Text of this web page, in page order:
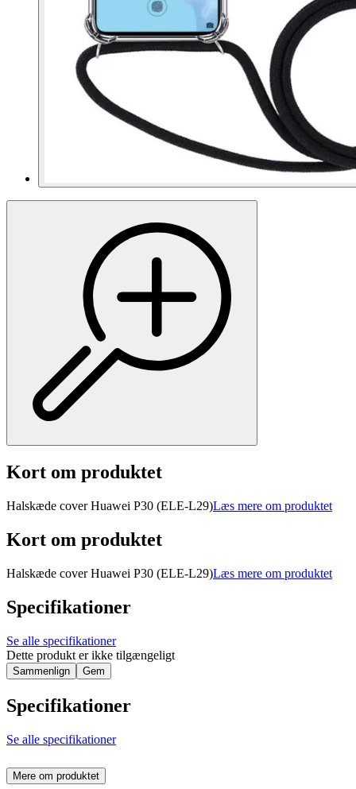
Kort om produktet
Halskæde cover Huawei P30 (ELE-L29)Læs mere om produktet
Kort om produktet
Halskæde cover Huawei P30 (ELE-L29)Læs mere om produktet
Specifikationer
Se alle specifikationer
Dette produkt er ikke tilgængeligt
Sammenlign Gem
Specifikationer
Se alle specifikationer
Mere om produktet